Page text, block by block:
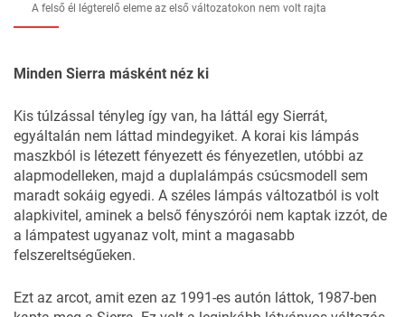
A felső él légterelő eleme az első változatokon nem volt rajta
Minden Sierra másként néz ki
Kis túlzással tényleg így van, ha láttál egy Sierrát,
egyáltalán nem láttad mindegyiket. A korai kis lámpás
maszkból is létezett fényezett és fényezetlen, utóbbi az
alapmodelleken, majd a duplalámpás csúcsmodell sem
maradt sokáig egyedi. A széles lámpás változatból is volt
alapkivitel, aminek a belső fényszórói nem kaptak izzót, de
a lámpatest ugyanaz volt, mint a magasabb
felszereltségűeken.
Ezt az arcot, amit ezen az 1991-es autón láttok, 1987-ben